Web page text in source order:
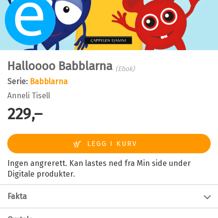
Ebok
Halloooo Babblarna (Ebok)
Serie: Babblarna
Anneli Tisell
229,–
Ingen angrerett. Kan lastes ned fra Min side under
Digitale produkter.
Fakta
Forfatter: